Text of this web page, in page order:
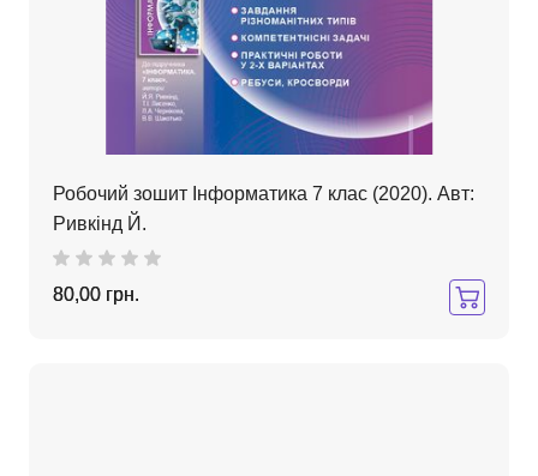
Робочий зошит Інформатика 7 клас (2020). Авт:
Ривкінд Й.
80,00 грн.